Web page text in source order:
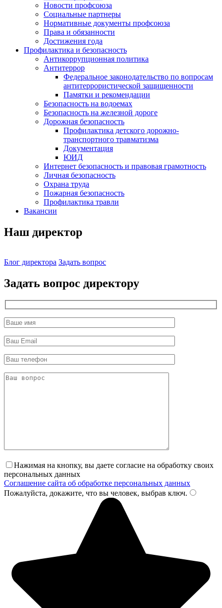
Новости профсоюза
Социальные партнеры
Нормативные документы профсоюза
Права и обязанности
Достижения года
Профилактика и безопасность
Антикоррупционная политика
Антитеррор
Федеральное законодательство по вопросам
антитеррористической защищенности
Памятки и рекомендации
Безопасность на водоемах
Безопасность на железной дороге
Дорожная безопасность
Профилактика детского дорожно-
транспортного травматизма
Документация
ЮИД
Интернет безопасность и правовая грамотность
Личная безопасность
Охрана труда
Пожарная безопасность
Профилактика травли
Вакансии
Наш директор
Блог директора Задать вопрос
Задать вопрос директору
Нажимая на кнопку, вы даете согласие на обработку своих
персональных данных
Соглашение сайта об обработке персональных данных
Пожалуйста, докажите, что вы человек, выбрав ключ.